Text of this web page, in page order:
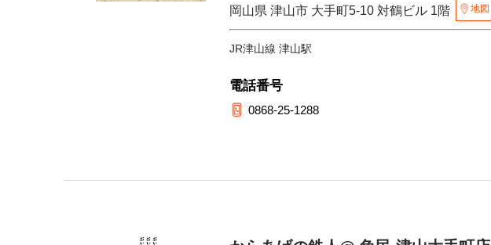
岡山県 津山市 大手町5-10 対鶴ビル 1階 地図
JR津山線 津山駅
電話番号
0868-25-1288